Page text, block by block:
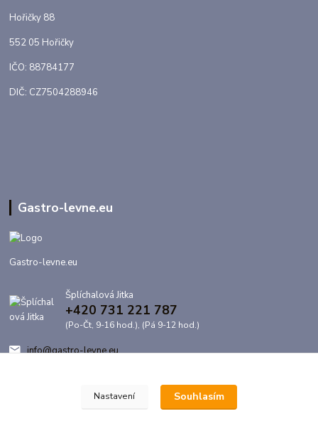
Hořičky 88
552 05 Hořičky
IČO: 88784177
DIČ: CZ7504288946
Gastro-levne.eu
Gastro-levne.eu
Šplíchalová Jitka
+420 731 221 787
(Po-Čt, 9-16 hod.), (Pá 9-12 hod.)
info@gastro-levne.eu
Nastavení Souhlasím